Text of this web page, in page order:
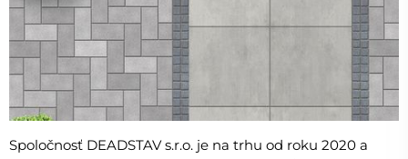
Spoločnosť DEADSTAV s.r.o. je na trhu od roku 2020 a